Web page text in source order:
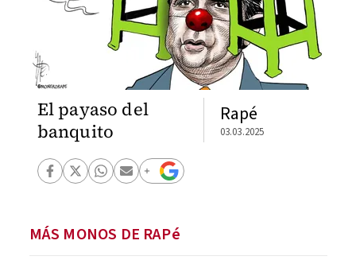
El payaso del
banquito
Rapé
03.03.2025
MÁS MONOS DE RAPé